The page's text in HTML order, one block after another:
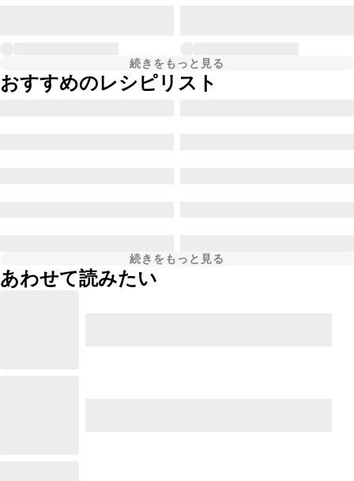
続きをもっと見る
おすすめのレシピリスト
続きをもっと見る
あわせて読みたい